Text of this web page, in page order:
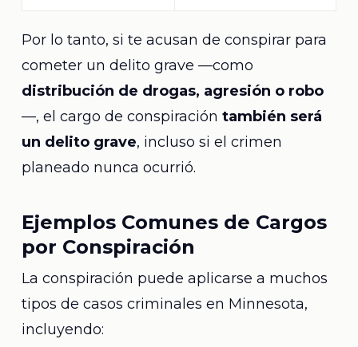
Por lo tanto, si te acusan de conspirar para
cometer un delito grave —como
distribución de drogas, agresión o robo
—, el cargo de conspiración también será
un delito grave, incluso si el crimen
planeado nunca ocurrió.
Ejemplos Comunes de Cargos
por Conspiración
La conspiración puede aplicarse a muchos
tipos de casos criminales en Minnesota,
incluyendo: